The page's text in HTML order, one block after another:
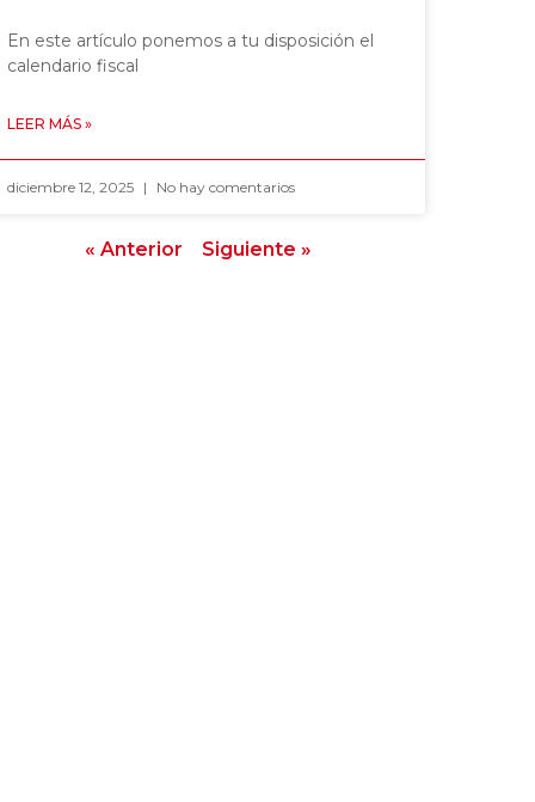
En este artículo ponemos a tu disposición el
calendario fiscal
LEER MÁS »
diciembre 12, 2025 No hay comentarios
« Anterior Siguiente »